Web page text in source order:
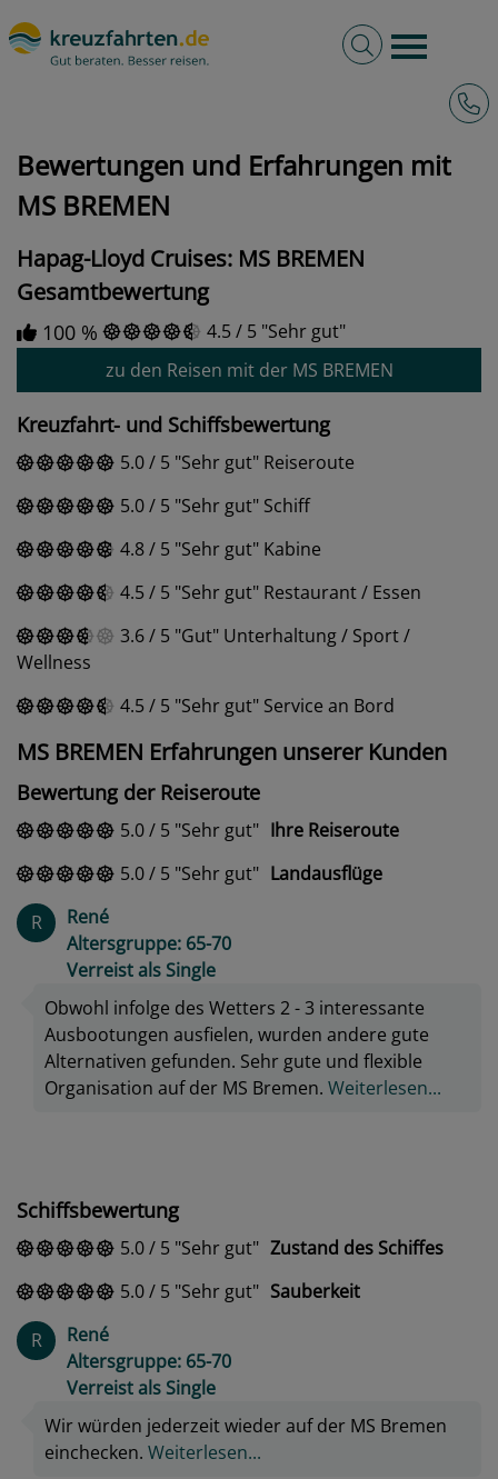
Burger
Volltextsuche
Bewertungen und Erfahrungen mit
MS BREMEN
Hapag-Lloyd Cruises: MS BREMEN
Gesamtbewertung
100 % 4.5/ 5 Sehr gut
zu den Reisen mit der MS BREMEN
Kreuzfahrt- und Schiffsbewertung
5.0/ 5 Sehr gut Reiseroute
5.0/ 5 Sehr gut Schiff
4.8/ 5 Sehr gut Kabine
4.5/ 5 Sehr gut Restaurant / Essen
3.6/ 5 Gut Unterhaltung / Sport /
Wellness
4.5/ 5 Sehr gut Service an Bord
MS BREMEN Erfahrungen unserer Kunden
Bewertung der Reiseroute
5.0/ 5 Sehr gut
Ihre Reiseroute
5.0/ 5 Sehr gut
Landausflüge
R
René
Altersgruppe: 65-70
Verreist als Single
Obwohl infolge des Wetters 2 - 3 interessante
Ausbootungen ausfielen, wurden andere gute
Alternativen gefunden. Sehr gute und flexible
Organisation auf der MS Bremen. Weiterlesen...
Schiffsbewertung
5.0/ 5 Sehr gut
Zustand des Schiffes
5.0/ 5 Sehr gut
Sauberkeit
R
René
Altersgruppe: 65-70
Verreist als Single
Wir würden jederzeit wieder auf der MS Bremen
einchecken. Weiterlesen...